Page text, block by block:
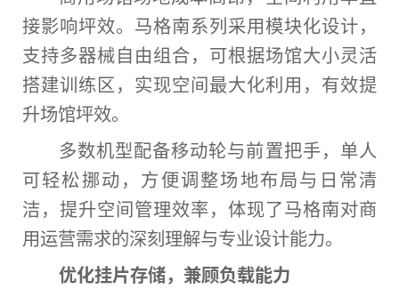
接影响坪效。马格南系列采用模块化设计，
支持多器械自由组合，可根据场馆大小灵活
搭建训练区，实现空间最大化利用，有效提
升场馆坪效。
多数机型配备移动轮与前置把手，单人
可轻松挪动，方便调整场地布局与日常清
洁，提升空间管理效率，体现了马格南对商
用运营需求的深刻理解与专业设计能力。
优化挂片存储，兼顾负载能力